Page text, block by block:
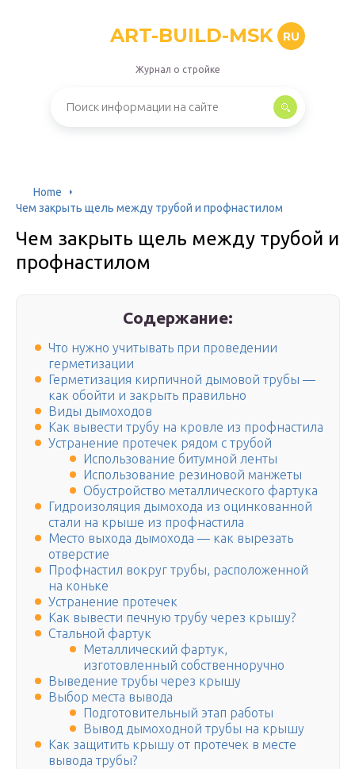
ART-BUILD-MSK RU
Журнал о стройке
Home
Чем закрыть щель между трубой и профнастилом
Чем закрыть щель между трубой и
профнастилом
Содержание:
Что нужно учитывать при проведении
герметизации
Герметизация кирпичной дымовой трубы —
как обойти и закрыть правильно
Виды дымоходов
Как вывести трубу на кровле из профнастила
Устранение протечек рядом с трубой
Использование битумной ленты
Использование резиновой манжеты
Обустройство металлического фартука
Гидроизоляция дымохода из оцинкованной
стали на крыше из профнастила
Место выхода дымохода — как вырезать
отверстие
Профнастил вокруг трубы, расположенной
на коньке
Устранение протечек
Как вывести печную трубу через крышу?
Стальной фартук
Металлический фартук,
изготовленный собственноручно
Выведение трубы через крышу
Выбор места вывода
Подготовительный этап работы
Вывод дымоходной трубы на крышу
Как защитить крышу от протечек в месте
вывода трубы?